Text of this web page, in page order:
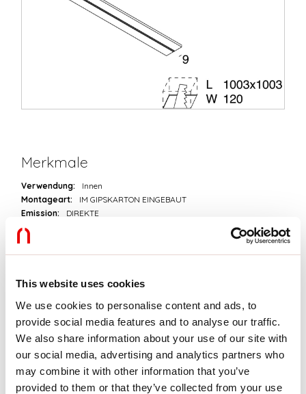
This website uses cookies
We use cookies to personalise content and ads, to
provide social media features and to analyse our traffic.
We also share information about your use of our site with
our social media, advertising and analytics partners who
may combine it with other information that you’ve
provided to them or that they’ve collected from your use
Merkmale
Verwendung:
Innen
Montageart:
IM GIPSKARTON EINGEBAUT
Emission:
DIREKTE
L:
H:
12.5mm
Garantie:
5 Jahre
Technische Daten